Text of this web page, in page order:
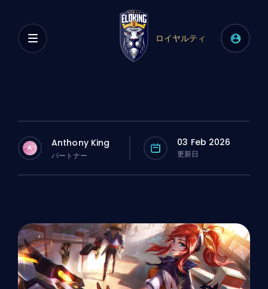
ロイヤルティ
A Anthony King
パートナー
03 Feb 2026
更新日